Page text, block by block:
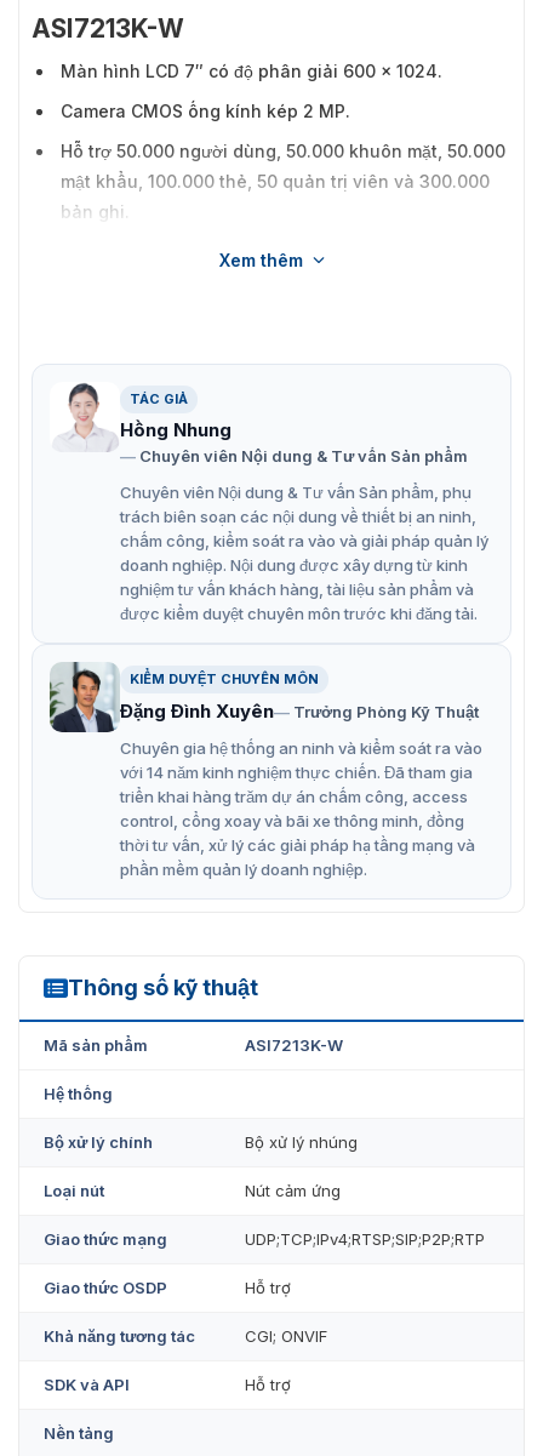
ASI7213K-W
Màn hình LCD 7″ có độ phân giải 600 × 1024.
Camera CMOS ống kính kép 2 MP.
Hỗ trợ 50.000 người dùng, 50.000 khuôn mặt, 50.000
mật khẩu, 100.000 thẻ, 50 quản trị viên và 300.000
bản ghi.
Nhiều phương pháp mở khóa bao gồm khuôn mặt,
cao từ 0,9 m đến 2,4 m (2,95 ft–7,87 ft).
Được hỗ trợ bởi thuật toán học sâu nhận dạng khuôn
mặt, thiết bị có thể xác định chính xác hơn 360 điểm
chính trên khuôn mặt của mục tiêu.
Có thể nhận diện khuôn mặt trong vòng 0,2 giây mà
không cần người dùng chạm vào thiết bị.
Có chức năng phát hiện khẩu trang và mũ bảo hiểm.
Phát quảng cáo ở định dạng video và hình ảnh.
Hỗ trợ các mô-đun mở rộng cho vân tay, mã QR và
vân tay + mã QR.
Nhận dạng tối đa 6 khuôn mặt cùng một lúc.
Xem thêm
TÁC GIẢ
Hồng Nhung
Chuyên viên Nội dung & Tư vấn Sản phẩm
Chuyên viên Nội dung & Tư vấn Sản phẩm, phụ
trách biên soạn các nội dung về thiết bị an ninh,
chấm công, kiểm soát ra vào và giải pháp quản lý
doanh nghiệp. Nội dung được xây dựng từ kinh
nghiệm tư vấn khách hàng, tài liệu sản phẩm và
được kiểm duyệt chuyên môn trước khi đăng tải.
KIỂM DUYỆT CHUYÊN MÔN
Đặng Đình Xuyên
Trưởng Phòng Kỹ Thuật
Chuyên gia hệ thống an ninh và kiểm soát ra vào
với 14 năm kinh nghiệm thực chiến. Đã tham gia
triển khai hàng trăm dự án chấm công, access
control, cổng xoay và bãi xe thông minh, đồng
thời tư vấn, xử lý các giải pháp hạ tầng mạng và
phần mềm quản lý doanh nghiệp.
Thông số kỹ thuật
ASI7213K-W
Mã sản phẩm ASI7213K-W
Hệ thống
Bộ xử lý chính Bộ xử lý nhúng
Loại nút Nút cảm ứng
Giao thức mạng UDP;TCP;IPv4;RTSP;SIP;P2P;RTP
Giao thức OSDP Hỗ trợ
Khả năng tương tác CGI; ONVIF
SDK và API Hỗ trợ
Nền tảng